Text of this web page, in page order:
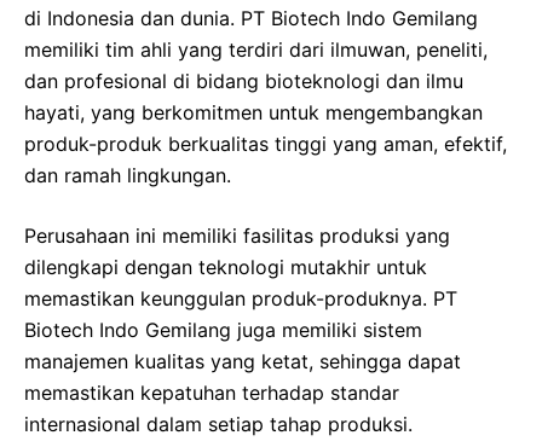
di Indonesia dan dunia. PT Biotech Indo Gemilang
memiliki tim ahli yang terdiri dari ilmuwan, peneliti,
dan profesional di bidang bioteknologi dan ilmu
hayati, yang berkomitmen untuk mengembangkan
produk-produk berkualitas tinggi yang aman, efektif,
dan ramah lingkungan.
Perusahaan ini memiliki fasilitas produksi yang
dilengkapi dengan teknologi mutakhir untuk
memastikan keunggulan produk-produknya. PT
Biotech Indo Gemilang juga memiliki sistem
manajemen kualitas yang ketat, sehingga dapat
memastikan kepatuhan terhadap standar
internasional dalam setiap tahap produksi.